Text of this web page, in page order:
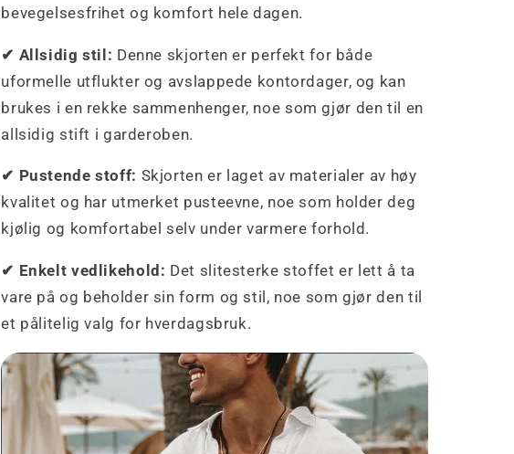
bevegelsesfrihet og komfort hele dagen.
✔ Allsidig stil: Denne skjorten er perfekt for både
uformelle utflukter og avslappede kontordager, og kan
brukes i en rekke sammenhenger, noe som gjør den til en
allsidig stift i garderoben.
✔ Pustende stoff: Skjorten er laget av materialer av høy
kvalitet og har utmerket pusteevne, noe som holder deg
kjølig og komfortabel selv under varmere forhold.
✔ Enkelt vedlikehold: Det slitesterke stoffet er lett å ta
vare på og beholder sin form og stil, noe som gjør den til
et pålitelig valg for hverdagsbruk.